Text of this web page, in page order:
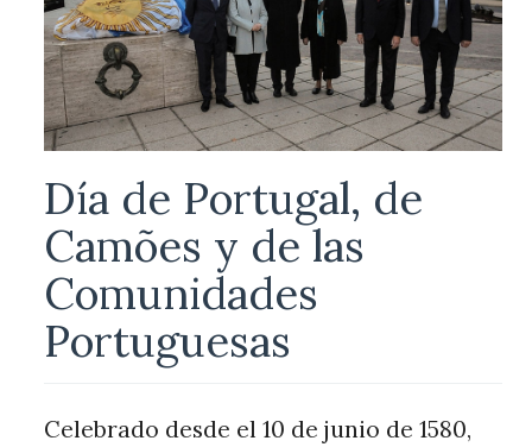
Día de Portugal, de
Camões y de las
Comunidades
Portuguesas
Celebrado desde el 10 de junio de 1580,